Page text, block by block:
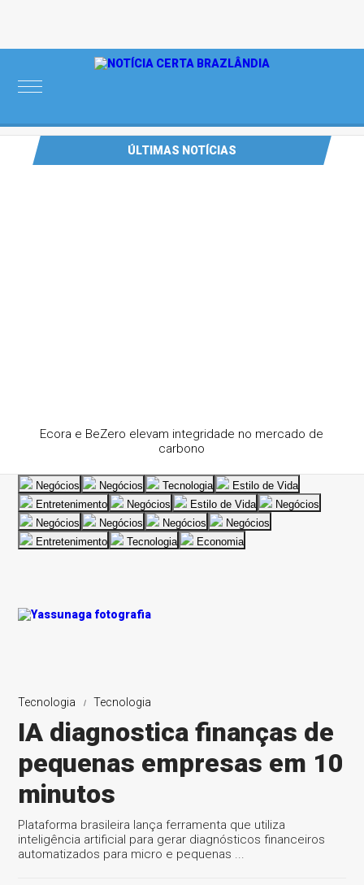
ÚLTIMAS NOTÍCIAS
Ecora e BeZero elevam integridade no mercado de
carbono
Negócios Negócios Tecnologia
Estilo de Vida
Entretenimento
Negócios Estilo de Vida
Negócios
Negócios
Negócios Negócios
Negócios
Entretenimento
Tecnologia Economia
Tecnologia Tecnologia
IA diagnostica finanças de
pequenas empresas em 10
minutos
Plataforma brasileira lança ferramenta que utiliza
inteligência artificial para gerar diagnósticos financeiros
automatizados para micro e pequenas ...